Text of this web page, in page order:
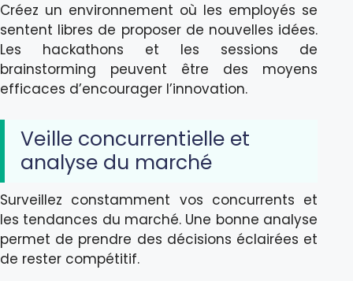
Créez un environnement où les employés se
sentent libres de proposer de nouvelles idées.
Les hackathons et les sessions de
brainstorming peuvent être des moyens
efficaces d’encourager l’innovation.
Veille concurrentielle et
analyse du marché
Surveillez constamment vos concurrents et
les tendances du marché. Une bonne analyse
permet de prendre des décisions éclairées et
de rester compétitif.